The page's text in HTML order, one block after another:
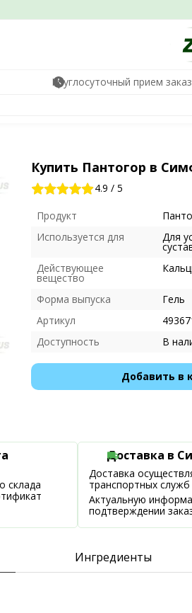
Круглосуточный прием
Купить Пантогор в
4.9 / 5
Продукт
Используется для
Для
Действующее
вещество
Форма выпуска
Гель
Артикул
Доступность
В
Добавить в
склада
Доставка в
Доставка
транспортных служб
Актуальную
подтверждении
Ингредиенты